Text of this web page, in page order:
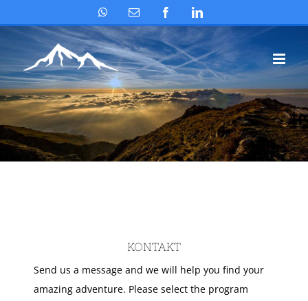
to
WhatsAppEmail FacebookLinkedIn
KONTAKT
Send us a message and we will help you find your
amazing adventure. Please select the program